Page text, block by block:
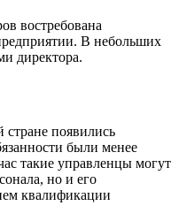
востребована
В небольших
директора.
стране появились
были менее
такие управленцы могут
но и его
квалификации